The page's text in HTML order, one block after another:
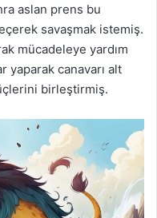
aslan prens bu
savaşmak istemiş.
mücadeleye yardım
canavarı alt
birleştirmiş.